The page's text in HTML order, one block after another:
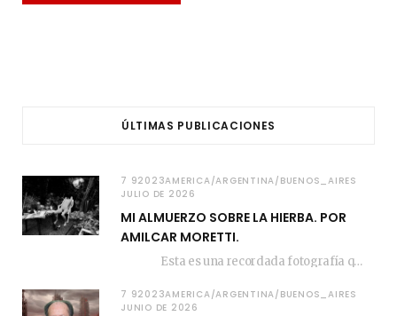
ÚLTIMAS PUBLICACIONES
7 92023AMERICA/ARGENTINA/BUENOS_AIRES
JULIO DE 2026
MI ALMUERZO SOBRE LA HIERBA. POR
AMILCAR MORETTI.
Esta es una recordada fotografía que registré…
7 92023AMERICA/ARGENTINA/BUENOS_AIRES
JUNIO DE 2026